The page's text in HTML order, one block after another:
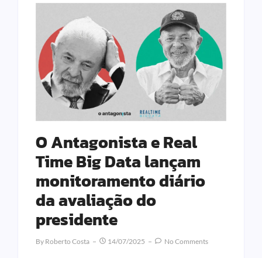
O Antagonista e Real
Time Big Data lançam
monitoramento diário
da avaliação do
presidente
By Roberto Costa 14/07/2025 No Comments